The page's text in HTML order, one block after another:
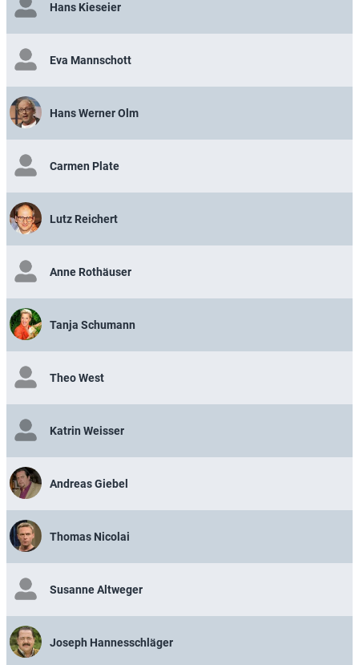
Hans Kieseier
Eva Mannschott
Hans Werner Olm
Carmen Plate
Lutz Reichert
Anne Rothäuser
Tanja Schumann
Theo West
Katrin Weisser
Andreas Giebel
Thomas Nicolai
Susanne Altweger
Joseph Hannesschläger